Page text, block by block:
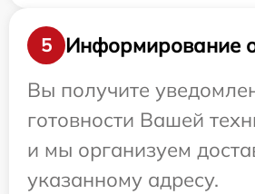
5
Информирование о
Вы получите
готовности Вашей
и мы организуем
указанному адресу.